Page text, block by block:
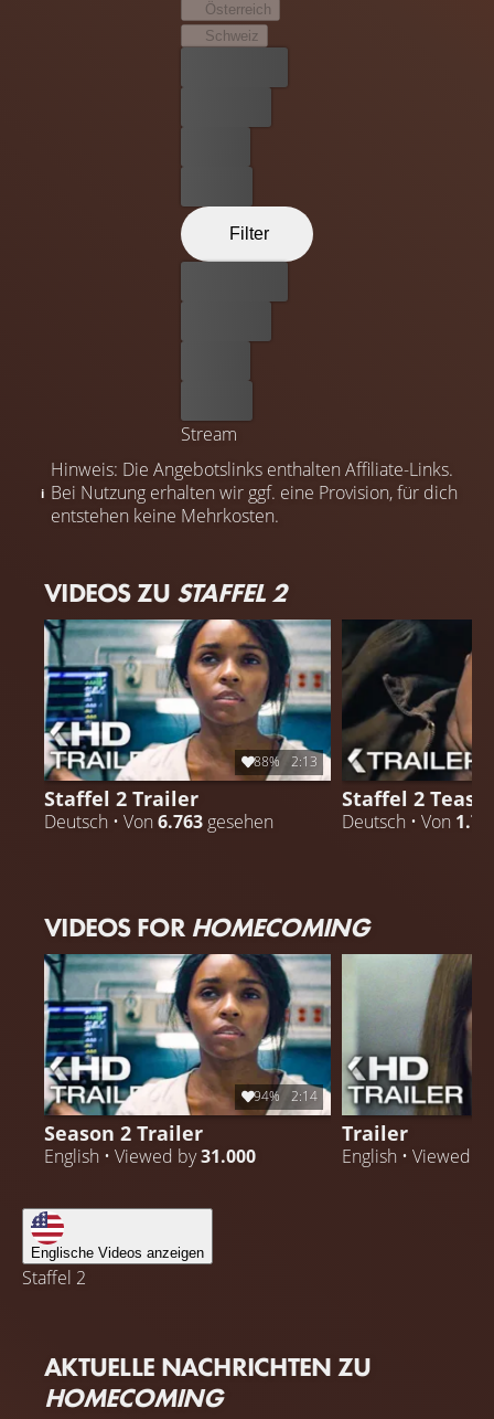
Österreich
Schweiz
Filter
Stream
Hinweis: Die Angebotslinks enthalten Affiliate-Links.
Bei Nutzung erhalten wir ggf. eine Provision, für dich
entstehen keine Mehrkosten.
VIDEOS ZU STAFFEL 2
88% 2:13
Staffel 2 Trailer
Deutsch • Von 6.763 gesehen
Staffel 2
Deutsch • Von
VIDEOS FORHOMECOMING
94% 2:14
Season 2 Trailer
English • Viewed by31.000
Trailer
English • Viewed
Englische Videos anzeigen
Staffel 2
AKTUELLE NACHRICHTEN ZU
HOMECOMING